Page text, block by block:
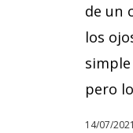
de un
los
pero
14/07/2021